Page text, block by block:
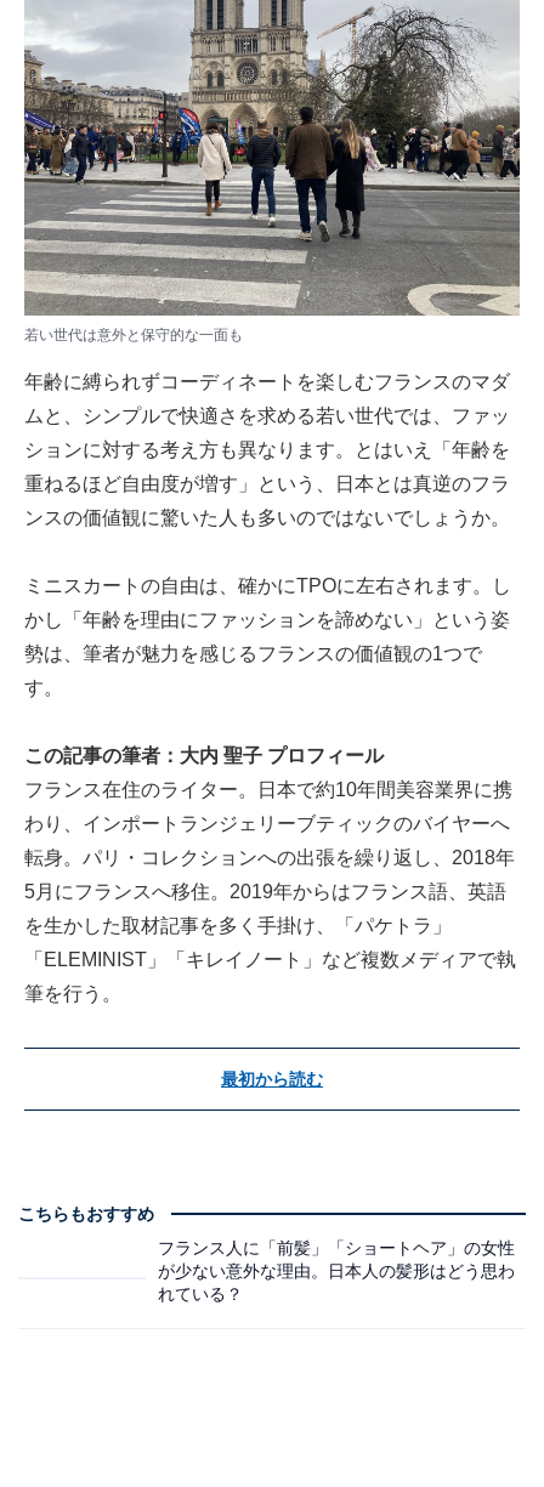
若い世代は意外と保守的な一面も
年齢に縛られずコーディネートを楽しむフランスのマダ
ムと、シンプルで快適さを求める若い世代では、ファッ
ションに対する考え方も異なります。とはいえ「年齢を
重ねるほど自由度が増す」という、日本とは真逆のフラ
ンスの価値観に驚いた人も多いのではないでしょうか。
ミニスカートの自由は、確かにTPOに左右されます。し
かし「年齢を理由にファッションを諦めない」という姿
勢は、筆者が魅力を感じるフランスの価値観の1つで
す。
この記事の筆者：大内 聖子 プロフィール
フランス在住のライター。日本で約10年間美容業界に携
わり、インポートランジェリーブティックのバイヤーへ
転身。パリ・コレクションへの出張を繰り返し、2018年
5月にフランスへ移住。2019年からはフランス語、英語
を生かした取材記事を多く手掛け、「パケトラ」
「ELEMINIST」「キレイノート」など複数メディアで執
筆を行う。
最初から読む
こちらもおすすめ
フランス人に「前髪」「ショートヘア」の女性
が少ない意外な理由。日本人の髪形はどう思わ
れている？